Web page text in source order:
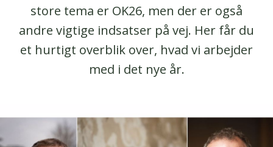
store tema er OK26, men der er også
andre vigtige indsatser på vej. Her får du
et hurtigt overblik over, hvad vi arbejder
med i det nye år.